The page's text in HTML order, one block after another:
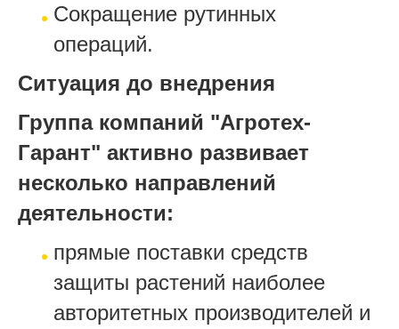
Сокращение рутинных
операций.
Ситуация до внедрения
Группа компаний "Агротех-
Гарант" активно развивает
несколько направлений
деятельности:
прямые поставки средств
защиты растений наиболее
авторитетных производителей и